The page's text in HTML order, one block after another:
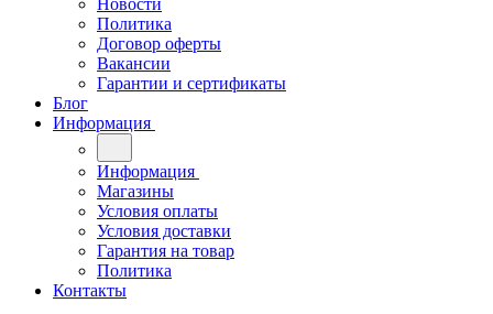
Новости
Политика
Договор оферты
Вакансии
Гарантии и сертификаты
Блог
Информация
Информация
Магазины
Условия оплаты
Условия доставки
Гарантия на товар
Политика
Контакты